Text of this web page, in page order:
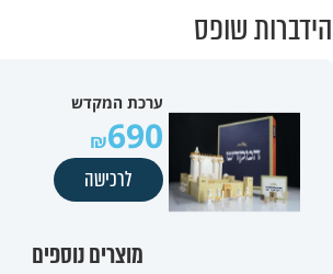
הידברות שופס
ערכת המקדש
690
לרכישה
מוצרים נוספים